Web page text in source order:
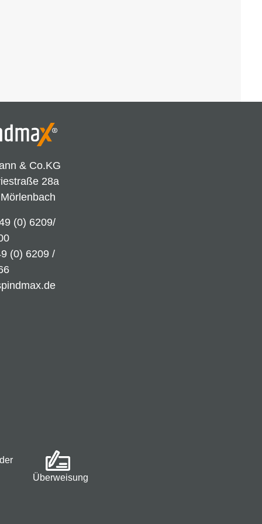
& Co.KG
28a
(0) 6209/
(0) 6209 /
Überweisung